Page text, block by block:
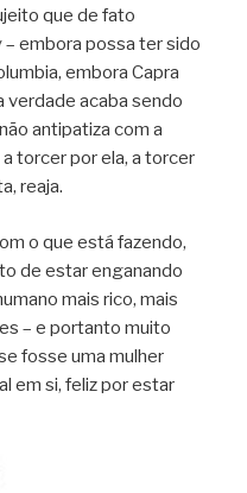
que de fato
embora possa ter sido
embora Capra
verdade acaba sendo
antipatiza com a
torcer por ela, a torcer
reaja.
o que está fazendo,
de estar enganando
mais rico, mais
– e portanto muito
fosse uma mulher
em si, feliz por estar